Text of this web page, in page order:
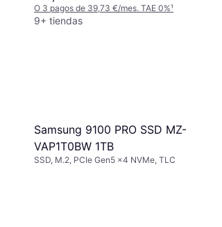
O 3 pagos de 39,73 €/mes. TAE 0%¹
9+ tiendas
Samsung 9100 PRO SSD MZ-
VAP1T0BW 1TB
SSD, M.2, PCIe Gen5 x4 NVMe, TLC